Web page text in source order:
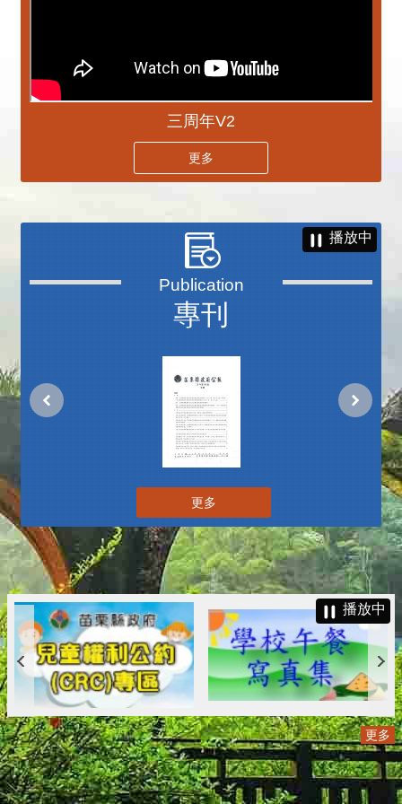
三周年V2
更多
專刊
播放中
更多
播放中
更多